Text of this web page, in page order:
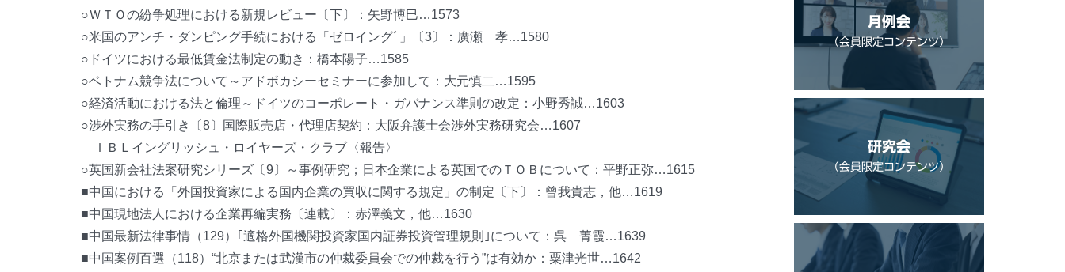
○ＷＴＯの紛争処理における新規レビュー〔下〕：矢野博巳…1573
○米国のアンチ・ダンピング手続における「ゼロイングﾞ」〔3〕：廣瀬 孝…1580
○ドイツにおける最低賃金法制定の動き：橋本陽子…1585
○ベトナム競争法について～アドボカシーセミナーに参加して：大元慎二…1595
○経済活動における法と倫理～ドイツのコーポレート・ガバナンス準則の改定：小野秀誠…1603
○渉外実務の手引き〔8〕国際販売店・代理店契約：大阪弁護士会渉外実務研究会…1607
ＩＢＬイングリッシュ・ロイヤーズ・クラブ〈報告〉
○英国新会社法案研究シリーズ〔9〕～事例研究；日本企業による英国でのＴＯＢについて：平野正弥…1615
■中国における「外国投資家による国内企業の買収に関する規定」の制定〔下〕：曾我貴志，他…1619
■中国現地法人における企業再編実務〔連載〕：赤澤義文，他…1630
■中国最新法律事情（129）｢適格外国機関投資家国内証券投資管理規則｣について：呉 菁霞…1639
■中国案例百選（118）“北京または武漢市の仲裁委員会での仲裁を行う”は有効か：粟津光世…1642
月例会
（会員限定コンテンツ）
研究会
（会員限定コンテンツ）